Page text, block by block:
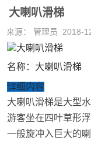
大喇叭滑梯
来源： 管理员 2018-
名称： 大喇叭滑梯
详细内容
大喇叭滑梯是大型
游客坐在四叶草形
一般旋冲入巨大的